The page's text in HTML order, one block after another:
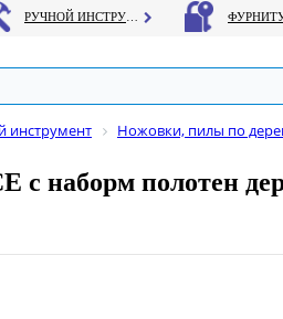
инструмент Ножовки, пилы по
c наборм полотен